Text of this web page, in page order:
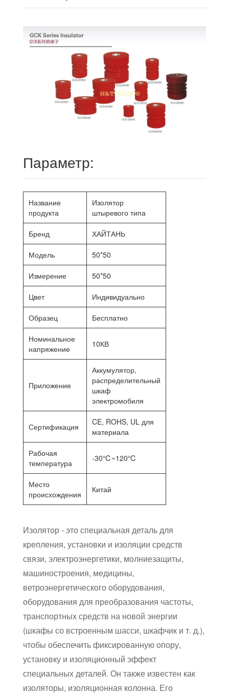
Параметр:
Название
продукта
Изолятор
штыревого типа
Бренд ХАЙТАНЬ
Модель 50*50
Измерение 50*50
Цвет Индивидуально
Образец Бесплатно
Номинальное
напряжение
10КВ
Приложение
Аккумулятор,
распределительный
шкаф
электромобиля
Сертификация
CE, ROHS, UL для
материала
Рабочая
температура
-30℃~120℃
Место
происхождения
Китай
Изолятор - это специальная деталь для
крепления, установки и изоляции средств
связи, электроэнергетики, молниезащиты,
машиностроения, медицины,
ветроэнергетического оборудования,
оборудования для преобразования частоты,
транспортных средств на новой энергии
(шкафы со встроенным шасси, шкафчик и т. д.),
чтобы обеспечить фиксированную опору,
установку и изоляционный эффект
специальных деталей. Он также известен как
изоляторы, изоляционная колонна. Его